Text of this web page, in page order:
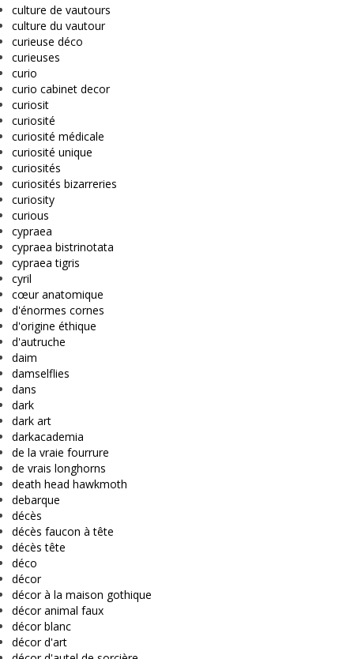
culture de vautours
culture du vautour
curieuse déco
curieuses
curio
curio cabinet decor
curiosit
curiosité
curiosité médicale
curiosité unique
curiosités
curiosités bizarreries
curiosity
curious
cypraea
cypraea bistrinotata
cypraea tigris
cyril
cœur anatomique
d'énormes cornes
d'origine éthique
d'autruche
daim
damselflies
dans
dark
dark art
darkacademia
de la vraie fourrure
de vrais longhorns
death head hawkmoth
debarque
décès
décès faucon à tête
décès tête
déco
décor
décor à la maison gothique
décor animal faux
décor blanc
décor d'art